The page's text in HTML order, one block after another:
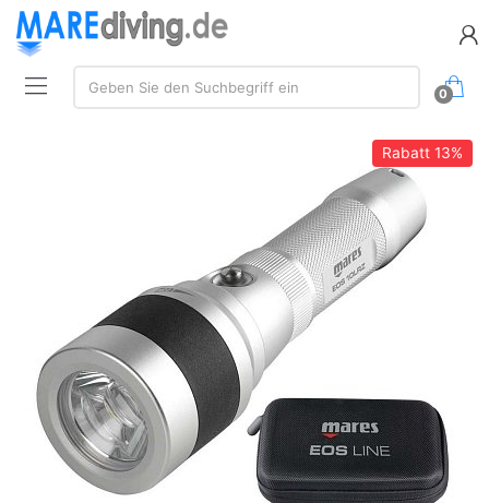
Suche:
Geben Sie den Suchbegriff ein
0
Rabatt13%